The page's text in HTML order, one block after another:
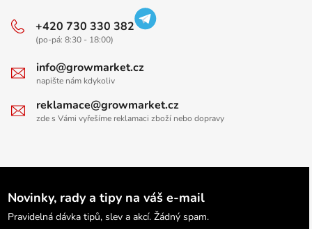
+420 730 330 382
(po-pá: 8:30 - 18:00)
info@growmarket.cz
napište nám kdykoliv
reklamace@growmarket.cz
zde s Vámi vyřešíme reklamaci zboží nebo dopravy
Novinky, rady a tipy na váš e-mail
Pravidelná dávka tipů, slev a akcí. Žádný spam.